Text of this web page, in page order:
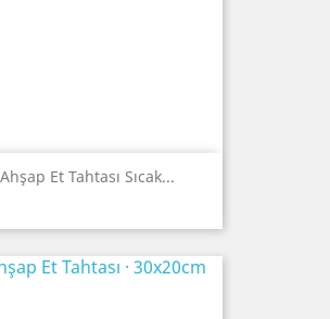
Ahşap Et Tahtası Sıcak...